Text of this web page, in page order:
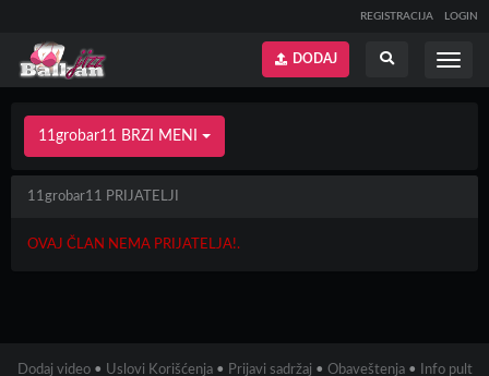
REGISTRACIJA LOGIN
Prikaži
DODAJ
11grobar11 BRZI MENI
11grobar11 PRIJATELJI
OVAJ ČLAN NEMA PRIJATELJA!.
Dodaj video • Uslovi Korišćenja • Prijavi sadržaj • Obaveštenja • Info pult